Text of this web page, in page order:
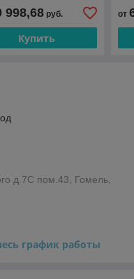
998,68руб.
Купить
от
д.7С пом.43, Гомель,
график работы